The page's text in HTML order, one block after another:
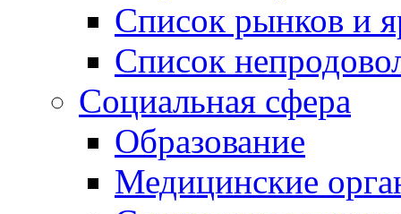
Cписок рынков и
Список
Социальная сфера
Образование
Медицинские